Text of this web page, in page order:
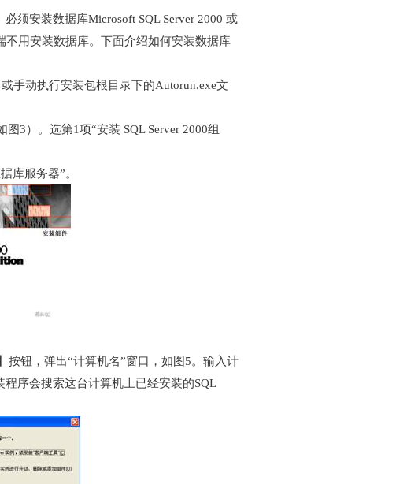
安装数据库Microsoft SQL Server 2000 或
不用安装数据库。下面介绍如何安装数据库
手动执行安装包根目录下的Autorun.exe文
3）。选第1项“安装 SQL Server 2000组
库服务器”。
钮，弹出“计算机名”窗口，如图5。输入计
序会搜索这台计算机上已经安装的SQL